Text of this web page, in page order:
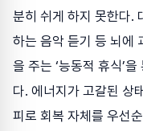
분히 쉬게 하지 못한다.
하는 음악 듣기 등 뇌에
을 주는 ‘능동적 휴식’
다. 에너지가 고갈된 상
피로 회복 자체를 우선